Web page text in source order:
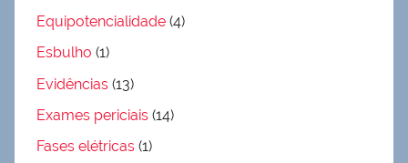
Equipotencialidade (4)
Esbulho (1)
Evidências (13)
Exames periciais (14)
Fases elétricas (1)